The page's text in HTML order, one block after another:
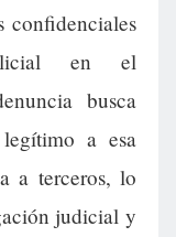
confidenciales
en el
busca
a esa
a terceros, lo
judicial y